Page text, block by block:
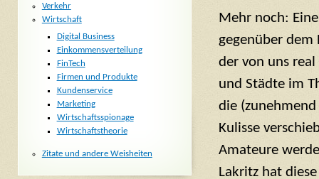
Mehr noch:
gegenüber
der von uns
und Städte im
die
Kulisse
Amateure
Lakritz hat
Verkehr
Wirtschaft
Digital Business
Einkommensverteilung
FinTech
Firmen und Produkte
Kundenservice
Marketing
Wirtschaftsspionage
Wirtschaftstheorie
Zitate und andere Weisheiten